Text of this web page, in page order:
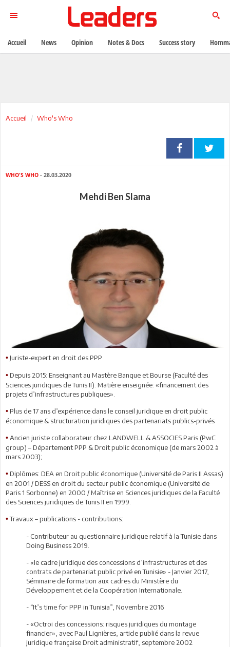
Accueil Who's Who
WHO'S WHO - 28.03.2020
Mehdi Ben Slama
• Juriste-expert en droit des PPP
• Depuis 2015: Enseignant au Mastère Banque et Bourse (Faculté des
Sciences juridiques de Tunis II). Matière enseignée: «financement des
projets d’infrastructures publiques».
• Plus de 17 ans d’expérience dans le conseil juridique en droit public
économique & structuration juridiques des partenariats publics-privés
• Ancien juriste collaborateur chez LANDWELL & ASSOCIES Paris (PwC
group) – Département PPP & Droit public économique (de mars 2002 à
mars 2003);
• Diplômes: DEA en Droit public économique (Université de Paris II Assas)
en 2001 / DESS en droit du secteur public économique (Université de
Paris 1 Sorbonne) en 2000 / Maîtrise en Sciences juridiques de la Faculté
des Sciences juridiques de Tunis II en 1999.
•Travaux – publications - contributions:
- Contributeur au questionnaire juridique relatif à la Tunisie dans
Doing Business 2019.
- «le cadre juridique des concessions d’infrastructures et des
contrats de partenariat public privé en Tunisie» - Janvier 2017,
Séminaire de formation aux cadres du Ministère du
Développement et de la Coopération Internationale.
- “It’s time for PPP in Tunisia”, Novembre 2016
- «Octroi des concessions: risques juridiques du montage
financier», avec Paul Lignières, article publié dans la revue
juridique française Droit administratif, septembre 2002
Accueil News Opinion Notes & Docs Success story